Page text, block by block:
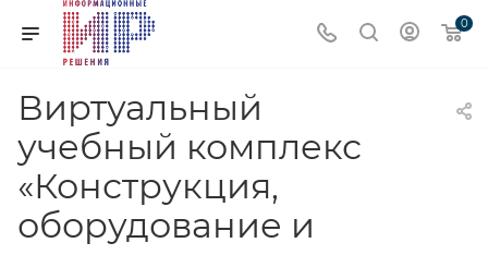
0
Виртуальный
учебный комплекс
«Конструкция,
оборудование и